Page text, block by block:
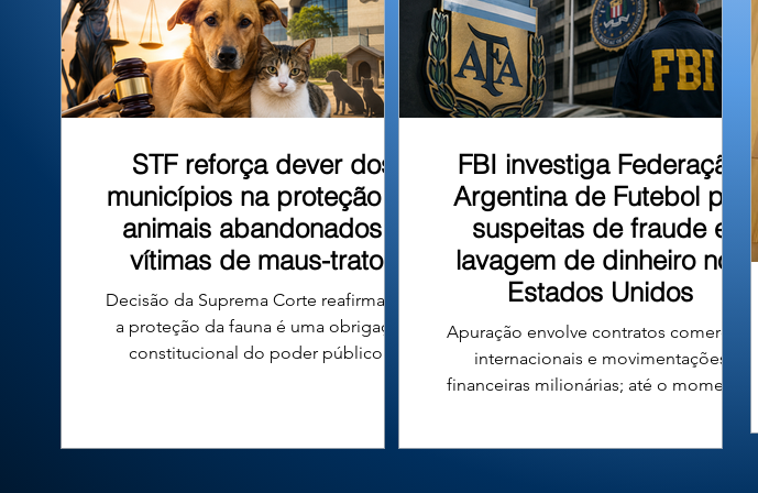
que tombou em um barranco às
STF reforça dever dos
municípios na proteção de
animais abandonados e
vítimas de maus-tratos
Decisão da Suprema Corte reafirma que
a proteção da fauna é uma obrigação
constitucional do poder público e
FBI investiga Federação
Argentina de Futebol por
suspeitas de fraude e
lavagem de dinheiro nos
Estados Unidos
Apuração envolve contratos comerciais
internacionais e movimentações
financeiras milionárias; até o momento,
condenações contra a entidade ou seus